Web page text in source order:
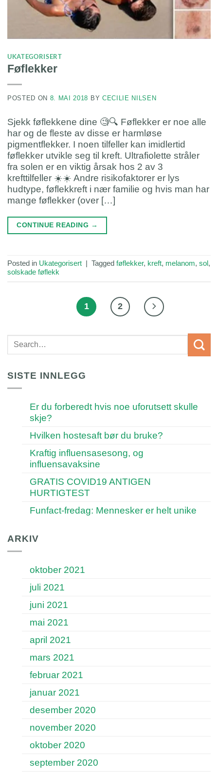
UKATEGORISERT
Føflekker
POSTED ON 8. MAI 2018 BY CECILIE NILSEN
Sjekk føflekkene dine 🧐🔍 Føflekker er noe alle
har og de fleste av disse er harmløse
pigmentflekker. I noen tilfeller kan imidlertid
føflekker utvikle seg til kreft. Ultrafiolette stråler
fra solen er en viktig årsak hos 2 av 3
krefttilfeller ☀️☀️ Andre risikofaktorer er lys
hudtype, føflekkreft i nær familie og hvis man har
mange føflekker (over […]
CONTINUE READING →
Posted in Ukategorisert | Tagged føflekker, kreft, melanom, sol,
solskade føflekk
1 2
SISTE INNLEGG
Er du forberedt hvis noe uforutsett skulle
skje?
Hvilken hostesaft bør du bruke?
Kraftig influensasesong, og
influensavaksine
GRATIS COVID19 ANTIGEN
HURTIGTEST
Funfact-fredag: Mennesker er helt unike
ARKIV
oktober 2021
juli 2021
juni 2021
mai 2021
april 2021
mars 2021
februar 2021
januar 2021
desember 2020
november 2020
oktober 2020
september 2020